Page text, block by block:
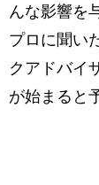
んな影響を
プロに聞い
クアドバイ
が始まると